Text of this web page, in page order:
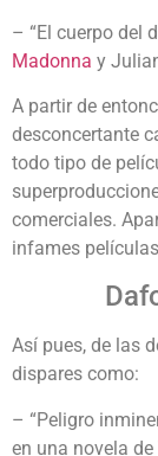
– “El cuerpo del
Madonna y
A partir de
desconcertante
todo tipo de
comerciales.
infames
Así pues, de las
dispares como:
– “Peligro
en una novela de